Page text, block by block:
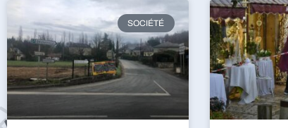
SOCIÉTÉ